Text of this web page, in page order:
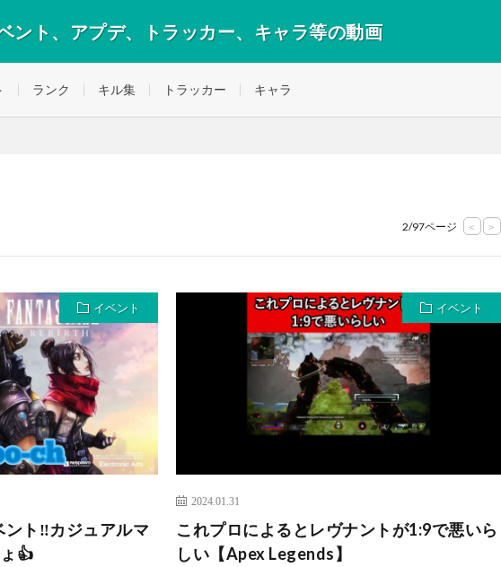
ント、アプデ、トラッカー、キャラ等の動画
ランク キル集 トラッカー キャラ
2/97ページ < >
イベント
ント‼️カジュアルマ
👍
イベント
2024.01.31
これプロによるとレヴナントが1:9で悪いら
しい【Apex Legends】